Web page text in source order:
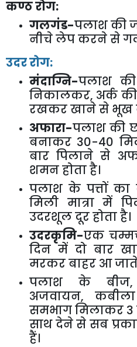
कण्ठ रोग:
गलगंड-पलाश की
नीचे लेप करने से
उदर रोग:
मंदाग्नि-पलाश
निकालकर, अर्क की
रखकर खाने से भूख
अफारा-पलाश की
बनाकर 30-40
बार पिलाने से
शमन होता है।
पलाश के पत्तों का
मिली मात्रा में
उदरशूल दूर होता है।
उदरकृमि-एक
दिन में दो बार
मरकर बाहर आ जाते
पलाश के बीज
अजवायन,
समभाग मिलाकर 3
साथ देने से सब
हैं।